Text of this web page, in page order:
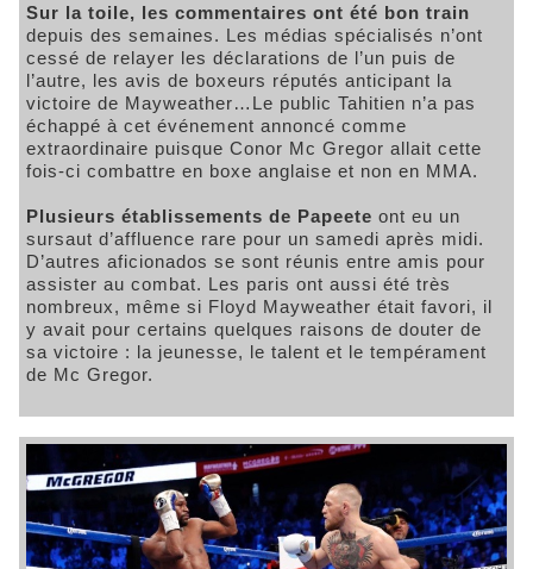
Sur la toile, les commentaires ont été bon train
depuis des semaines. Les médias spécialisés n’ont
cessé de relayer les déclarations de l’un puis de
l’autre, les avis de boxeurs réputés anticipant la
victoire de Mayweather…Le public Tahitien n’a pas
échappé à cet événement annoncé comme
extraordinaire puisque Conor Mc Gregor allait cette
fois-ci combattre en boxe anglaise et non en MMA.
Plusieurs établissements de Papeete ont eu un
sursaut d’affluence rare pour un samedi après midi.
D’autres aficionados se sont réunis entre amis pour
assister au combat. Les paris ont aussi été très
nombreux, même si Floyd Mayweather était favori, il
y avait pour certains quelques raisons de douter de
sa victoire : la jeunesse, le talent et le tempérament
de Mc Gregor.